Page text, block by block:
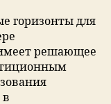
горизонты для
решающее
в